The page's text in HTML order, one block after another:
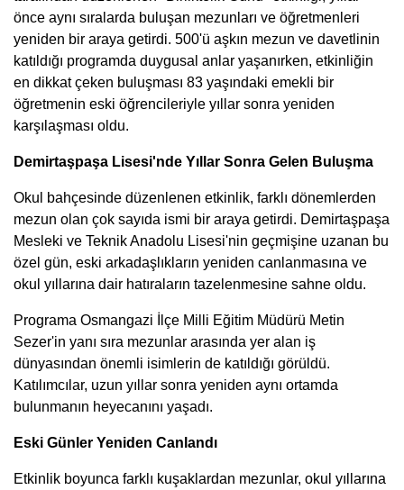
önce aynı sıralarda buluşan mezunları ve öğretmenleri
yeniden bir araya getirdi. 500'ü aşkın mezun ve davetlinin
katıldığı programda duygusal anlar yaşanırken, etkinliğin
en dikkat çeken buluşması 83 yaşındaki emekli bir
öğretmenin eski öğrencileriyle yıllar sonra yeniden
karşılaşması oldu.
Demirtaşpaşa Lisesi'nde Yıllar Sonra Gelen Buluşma
Okul bahçesinde düzenlenen etkinlik, farklı dönemlerden
mezun olan çok sayıda ismi bir araya getirdi. Demirtaşpaşa
Mesleki ve Teknik Anadolu Lisesi'nin geçmişine uzanan bu
özel gün, eski arkadaşlıkların yeniden canlanmasına ve
okul yıllarına dair hatıraların tazelenmesine sahne oldu.
Programa Osmangazi İlçe Milli Eğitim Müdürü Metin
Sezer'in yanı sıra mezunlar arasında yer alan iş
dünyasından önemli isimlerin de katıldığı görüldü.
Katılımcılar, uzun yıllar sonra yeniden aynı ortamda
bulunmanın heyecanını yaşadı.
Eski Günler Yeniden Canlandı
Etkinlik boyunca farklı kuşaklardan mezunlar, okul yıllarına